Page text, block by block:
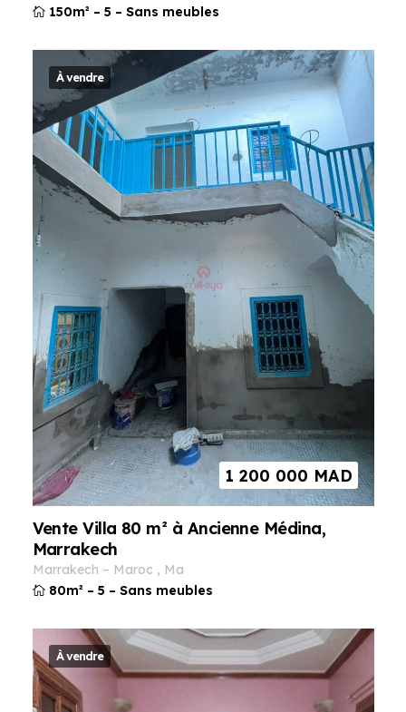
150m² – 5 – Sans meubles
À vendre
1 200 000 MAD
Vente Villa 80 m² à Ancienne Médina,
Marrakech
marrakech – maroc ,
ma
80m² – 5 – Sans meubles
À vendre